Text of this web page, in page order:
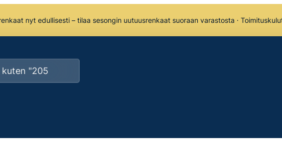
nyt edullisesti – tilaa sesongin uutuusrenkaat suoraan varastosta ·